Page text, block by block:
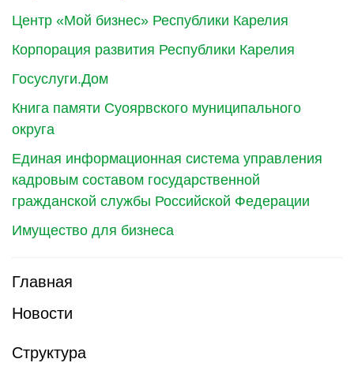
Центр «Мой бизнес» Республики Карелия
Корпорация развития Республики Карелия
Госуслуги.Дом
Книга памяти Суоярвского муниципального
округа
Единая информационная система управления
кадровым составом государственной
гражданской службы Российской Федерации
Имущество для бизнеса
Главная
Новости
Структура